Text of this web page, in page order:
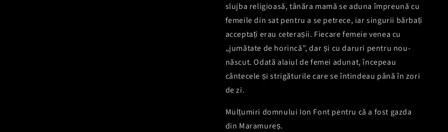
slujba religioasă, tânăra mamă se aduna împreună cu
femeile din sat pentru a se petrece, iar singurii bărbați
acceptați erau ceterașii. Fiecare femeie venea cu
„jumătate de horincă”, dar și cu daruri pentru nou-
născut. Odată alaiul de femei adunat, începeau
cântecele și strigăturile care se întindeau până în zori
de zi.
Mulțumiri domnului Ion Font pentru că a fost gazda
din Maramureș.